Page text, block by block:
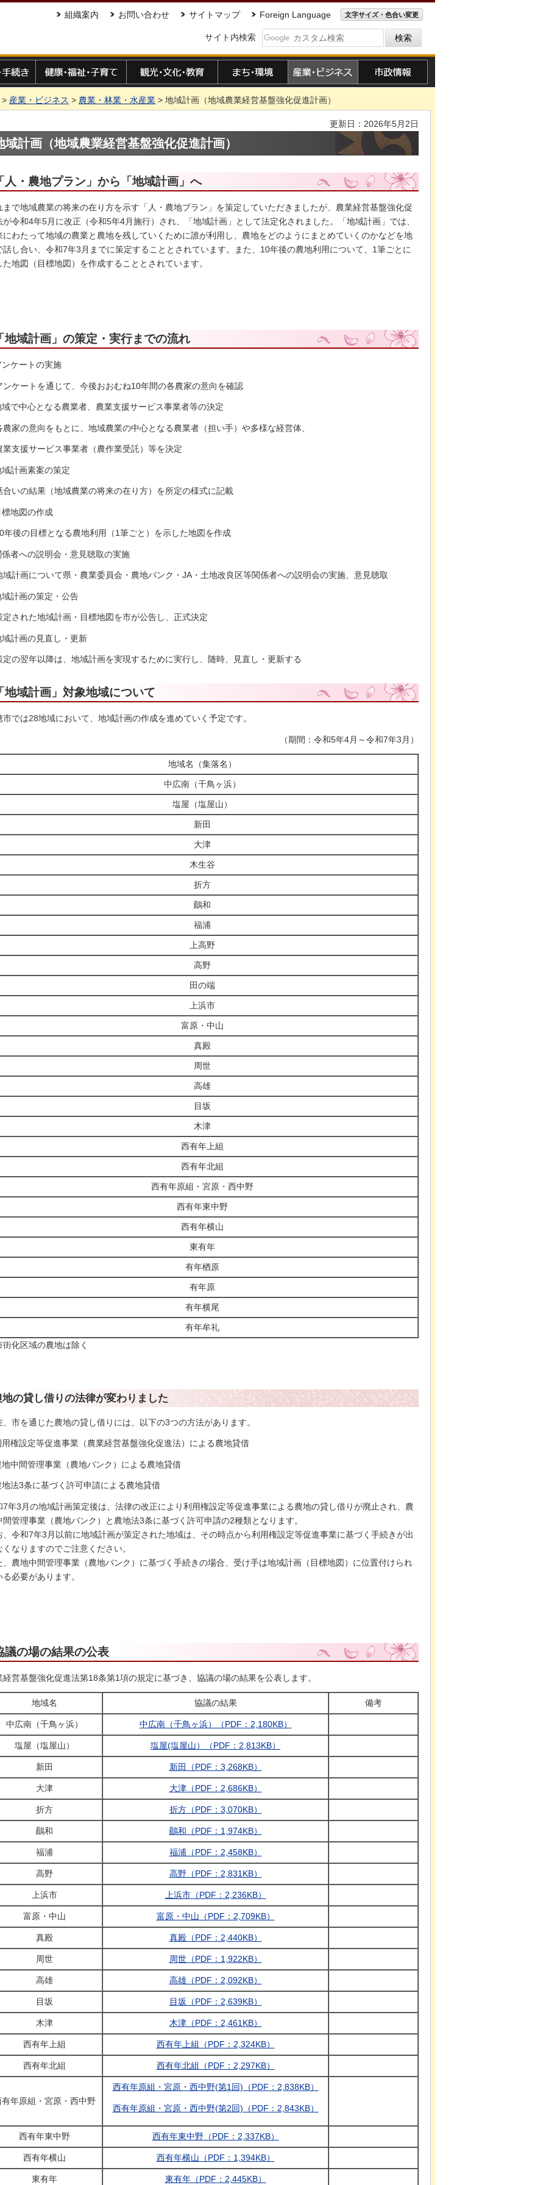
組織案内 お問い合わせ サイトマップ Foreign Language 文字サイズ・色合い変更
サイト内検索
> 産業・ビジネス > 農業・林業・水産業 > 地域計画（地域農業経営基盤強化促進計画）
更新日：2026年5月2日
域計画（地域農業経営基盤強化促進計画）
人・農地プラン」から「地域計画」へ
まで地域農業の将来の在り方を示す「人・農地プラン」を策定していただきましたが、農業経営基盤強化促
が令和4年5月に改正（令和5年4月施行）され、「地域計画」として法定化されました。「地域計画」では、
にわたって地域の農業と農地を残していくために誰が利用し、農地をどのようにまとめていくのかなどを地
話し合い、令和7年3月までに策定することとされています。また、10年後の農地利用について、1筆ごとに
た地図（目標地図）を作成することとされています。
地域計画」の策定・実行までの流れ
ケートの実施
ンケートを通じて、今後おおむね10年間の各農家の意向を確認
で中心となる農業者、農業支援サービス事業者等の決定
農家の意向をもとに、地域農業の中心となる農業者（担い手）や多様な経営体、
業支援サービス事業者（農作業受託）等を決定
計画素案の策定
合いの結果（地域農業の将来の在り方）を所定の様式に記載
地図の作成
年後の目標となる農地利用（1筆ごと）を示した地図を作成
者への説明会・意見聴取の実施
域計画について県・農業委員会・農地バンク・JA・土地改良区等関係者への説明会の実施、意見聴取
計画の策定・公告
定された地域計画・目標地図を市が公告し、正式決定
計画の見直し・更新
定の翌年以降は、地域計画を実現するために実行し、随時、見直し・更新する
地域計画」対象地域について
市では28地域において、地域計画の作成を進めていく予定です。
（期間：令和5年4月～令和7年3月）
地域名（集落名）
中広南（千鳥ヶ浜）
塩屋（塩屋山）
新田
大津
木生谷
折方
鷆和
福浦
上高野
高野
田の端
上浜市
富原・中山
真殿
周世
高雄
目坂
木津
西有年上組
西有年北組
西有年原組・宮原・西中野
西有年東中野
西有年横山
東有年
有年楢原
有年原
有年横尾
有年牟礼
街化区域の農地は除く
地の貸し借りの法律が変わりました
、市を通じた農地の貸し借りには、以下の3つの方法があります。
権設定等促進事業（農業経営基盤強化促進法）による農地貸借
中間管理事業（農地バンク）による農地貸借
法3条に基づく許可申請による農地貸借
7年3月の地域計画策定後は、法律の改正により利用権設定等促進事業による農地の貸し借りが廃止され、農
間管理事業（農地バンク）と農地法3条に基づく許可申請の2種類となります。
、令和7年3月以前に地域計画が策定された地域は、その時点から利用権設定等促進事業に基づく手続きが出
くなりますのでご注意ください。
、農地中間管理事業（農地バンク）に基づく手続きの場合、受け手は地域計画（目標地図）に位置付けられ
る必要があります。
議の場の結果の公表
経営基盤強化促進法第18条第1項の規定に基づき、協議の場の結果を公表します。
地域名 協議の結果 備考
中広南（千鳥ヶ浜） 中広南（千鳥ヶ浜）（PDF：2,180KB）
塩屋（塩屋山） 塩屋(塩屋山）（PDF：2,813KB）
新田 新田（PDF：3,268KB）
大津 大津（PDF：2,686KB）
折方 折方（PDF：3,070KB）
鷆和 鷆和（PDF：1,974KB）
福浦 福浦（PDF：2,458KB）
高野 高野（PDF：2,831KB）
上浜市 上浜市（PDF：2,236KB）
富原・中山 富原・中山（PDF：2,709KB）
真殿 真殿（PDF：2,440KB）
周世 周世（PDF：1,922KB）
高雄 高雄（PDF：2,092KB）
目坂 目坂（PDF：2,639KB）
木津 木津（PDF：2,461KB）
西有年上組 西有年上組（PDF：2,324KB）
西有年北組 西有年北組（PDF：2,297KB）
有年原組・宮原・西中野
西有年原組・宮原・西中野(第1回)（PDF：2,838KB）
西有年原組・宮原・西中野(第2回)（PDF：2,843KB）
西有年東中野 西有年東中野（PDF：2,337KB）
西有年横山 西有年横山（PDF：1,394KB）
東有年 東有年（PDF：2,445KB）